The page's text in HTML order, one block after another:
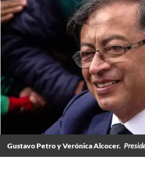
Gustavo Petro y Verónica Alcocer.